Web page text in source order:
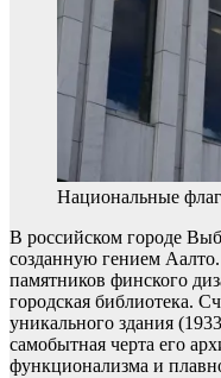
Национальные
В российском городе
созданную гением
памятников финского
городская библиотека.
уникального здания
самобытная черта его
функционализма и